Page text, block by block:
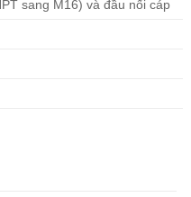
sang M16) và đầu nối cáp